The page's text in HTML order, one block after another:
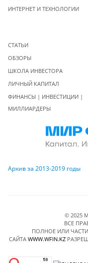
ИНТЕРНЕТ И ТЕХНОЛОГИИ
СТАТЬИ
ОБЗОРЫ
ШКОЛА ИНВЕСТОРА
ЛИЧНЫЙ КАПИТАЛ
ФИНАНСЫ | ИНВЕСТИЦИИ |
МИЛЛИАРДЕРЫ
Архив за 2013-2019 годы
© 2025
ВСЕ
ПОЛНОЕ ИЛИ
САЙТА WWW.WFIN.KZ